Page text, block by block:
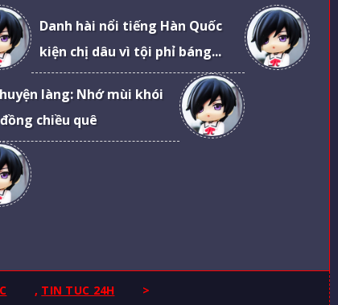
Danh hài nổi tiếng Hàn Quốc
kiện chị dâu vì tội phỉ báng...
làng: Nhớ mùi khói
chiều quê
, TIN TUC 24H >